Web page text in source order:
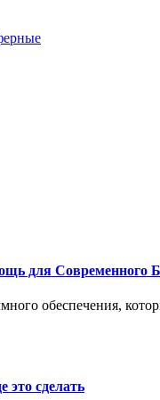
для Современного
обеспечения,
это сделать